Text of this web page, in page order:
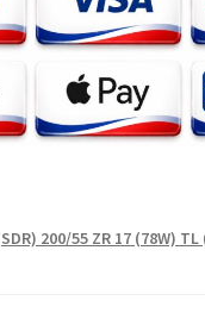
200/55 ZR 17 (78W)